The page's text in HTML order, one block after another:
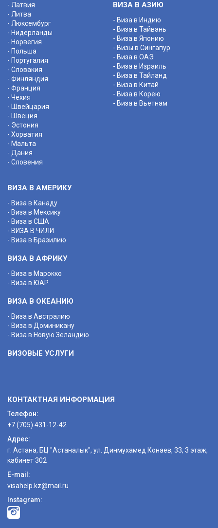
- Латвия
- Литва
- Люксембург
- Нидерланды
- Норвегия
- Польша
- Португалия
- Словакия
- Финляндия
- Франция
- Чехия
- Швейцария
- Швеция
- Эстония
- Хорватия
- Мальта
- Дания
- Словения
ВИЗА В АЗИЮ
- Виза в Индию
- Виза в Тайвань
- Виза в Японию
- Визы в Сингапур
- Виза в ОАЭ
- Виза в Израиль
- Виза в Тайланд
- Виза в Китай
- Виза в Корею
- Виза в Вьетнам
ВИЗА В АМЕРИКУ
- Виза в Канаду
- Виза в Мексику
- Виза в США
- ВИЗА В ЧИЛИ
- Виза в Бразилию
ВИЗА В АФРИКУ
- Виза в Марокко
- Виза в ЮАР
ВИЗА В ОКЕАНИЮ
- Виза в Австралию
- Виза в Доминикану
- Виза в Новую Зеландию
ВИЗОВЫЕ УСЛУГИ
КОНТАКТНАЯ ИНФОРМАЦИЯ
Телефон:
+7 (705) 431-12-42
Адрес:
г. Астана, БЦ "Астаналык", ул. Динмухамед Конаев, 33, 3 этаж,
кабинет 302
E-mail:
visahelp.kz@mail.ru
Instagram: